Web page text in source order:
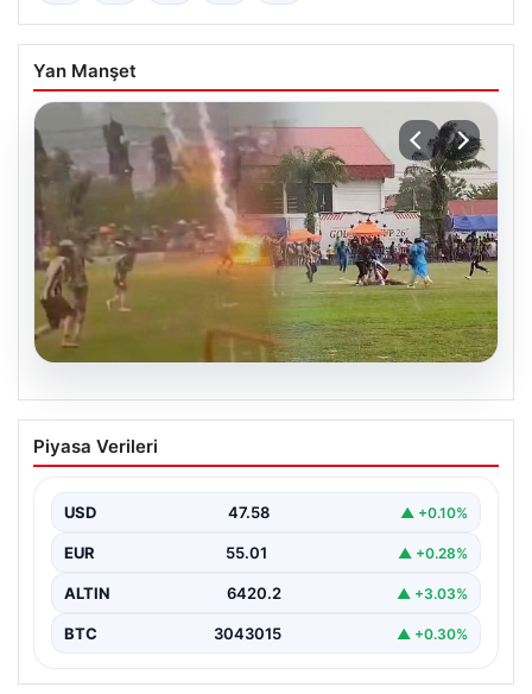
Yan Manşet
04.08.2026
Olmaz denen oldu! Maç sırasında
yıldırım çarptı: O futbolcu hayatını
Piyasa Verileri
USD 47.58 ▲ +0.10%
EUR 55.01 ▲ +0.28%
ALTIN 6420.2 ▲ +3.03%
BTC 3043015 ▲ +0.30%